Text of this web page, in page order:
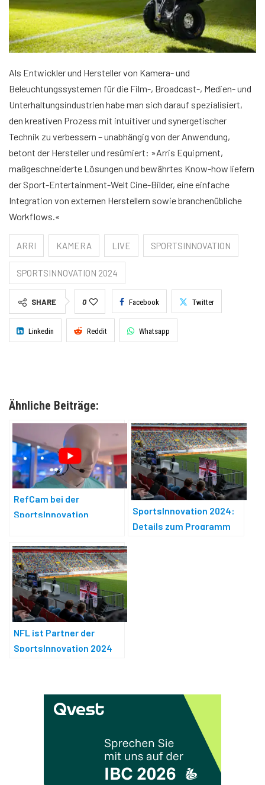
Als Entwickler und Hersteller von Kamera- und
Beleuchtungssystemen für die Film-, Broadcast-, Medien- und
Unterhaltungsindustrien habe man sich darauf spezialisiert,
den kreativen Prozess mit intuitiver und synergetischer
Technik zu verbessern – unabhängig von der Anwendung,
betont der Hersteller und resümiert: »Arris Equipment,
maßgeschneiderte Lösungen und bewährtes Know-how liefern
der Sport-Entertainment-Welt Cine-Bilder, eine einfache
Integration von externen Herstellern sowie branchenübliche
Workflows.«
ARRI KAMERA LIVE SPORTSINNOVATION
SPORTSINNOVATION 2024
SHARE 0 Facebook Twitter
Linkedin Reddit Whatsapp
Ähnliche Beiträge:
RefCam bei der
SportsInnovation
SportsInnovation 2024:
Details zum Programm
NFL ist Partner der
SportsInnovation 2024